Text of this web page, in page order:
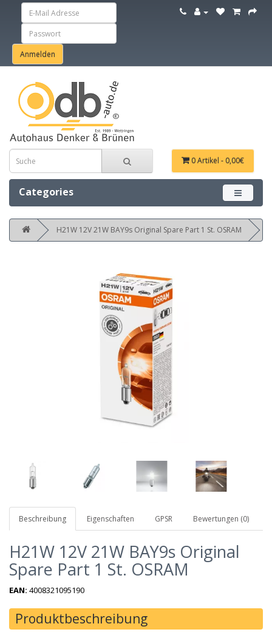
0 Artikel - 0,00€
Categories Menü
H21W 12V 21W BAY9s Original Spare Part 1 St. OSRAM
Beschreibung Eigenschaften GPSR Bewertungen (0)
H21W 12V 21W BAY9s Original
Spare Part 1 St. OSRAM
EAN: 4008321095190
Produktbeschreibung